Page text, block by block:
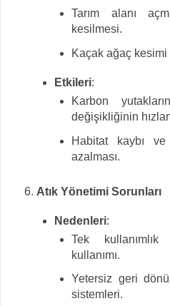
Tarım alanı
kesilmesi.
Kaçak ağaç kesimi
Etkileri:
Karbon
değişikliğinin
Habitat kaybı
azalması.
Atık Yönetimi Sorunları
Nedenleri:
Tek kullanımlık
kullanımı.
Yetersiz geri
sistemleri.